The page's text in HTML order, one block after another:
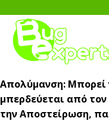
Απολύμανση: Μπορεί
μπερδεύεται από
την Αποστείρωση,